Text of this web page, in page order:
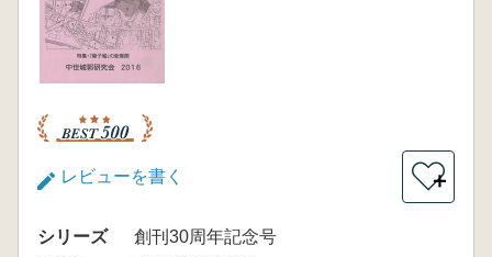
レビューを書く ＋
シリーズ
創刊30周年記念号